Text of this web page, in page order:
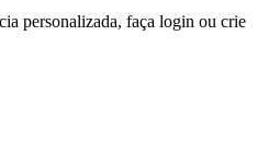
personalizada, faça login ou crie